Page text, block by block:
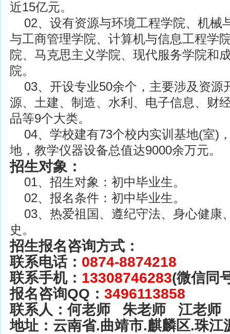
近15亿元。
02、设有资源与环境工程学院、机械
与工商管理学院、计算机与信息工程学
院、马克思主义学院、现代服务学院和
院。
03、开设专业50余个，主要涉及资源
源、土建、制造、水利、电子信息、财
品等9个大类。
04、学校建有73个校内实训基地(室)
地，教学仪器设备总值达9000余万元。
招生对象：
01、招生对象：初中毕业生。
02、报名条件：初中毕业生。
03、热爱祖国、遵纪守法、身心健康
史。
招生报名咨询方式：
联系电话： 0874-8874218
联系手机： 13308746283(微信同
报名咨询QQ： 3496113858
联系人：何老师 朱老师 江老师
地址：云南省.曲靖市.麒麟区.珠江